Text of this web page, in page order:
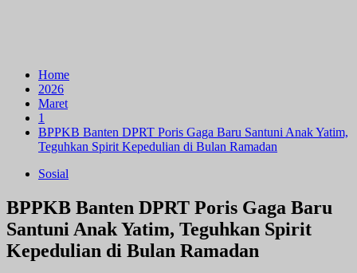
Home
2026
Maret
1
BPPKB Banten DPRT Poris Gaga Baru Santuni Anak Yatim,
Teguhkan Spirit Kepedulian di Bulan Ramadan
Sosial
BPPKB Banten DPRT Poris Gaga Baru
Santuni Anak Yatim, Teguhkan Spirit
Kepedulian di Bulan Ramadan